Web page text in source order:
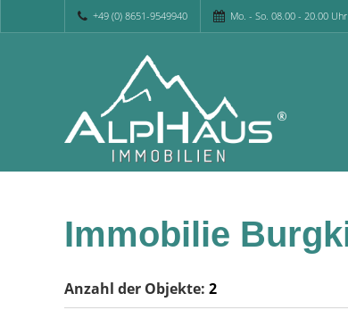
+49 (0) 8651-9549940 Mo. - So. 08.00 - 20.00 Uhr
Immobilie
Anzahl der Objekte: 2